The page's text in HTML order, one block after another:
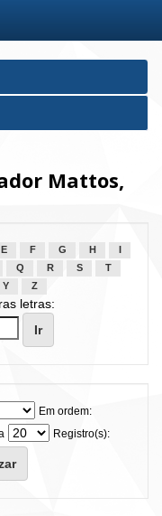
Mattos,
E F G H
Q R S
T
Y Z
letras:
Em ordem:
Registro(s):